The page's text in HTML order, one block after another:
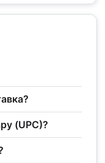
(UPC)?